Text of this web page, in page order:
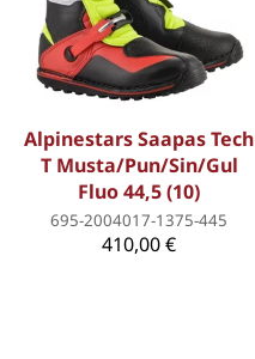
Alpinestars Saapas Tech
T Musta/Pun/Sin/Gul
Fluo 44,5 (10)
695-2004017-1375-445
410,00 €